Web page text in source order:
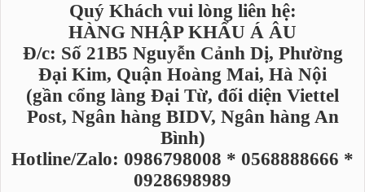
Quý Khách vui lòng liên hệ:
HÀNG NHẬP KHẨU Á ÂU
Đ/c: Số 21B5 Nguyễn Cảnh Dị, Phường
Đại Kim, Quận Hoàng Mai, Hà Nội
(gần cổng làng Đại Từ, đối diện Viettel
Post, Ngân hàng BIDV, Ngân hàng An
Bình)
Hotline/Zalo: 0986798008 * 0568888666 *
0928698989